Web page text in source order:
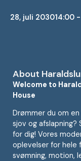
28, juli 203014:00 -
About
Welcome to
House
Drømmer du om
sjov og afslapning?
for dig! Vores
oplevelser for hele
svømning, motion,